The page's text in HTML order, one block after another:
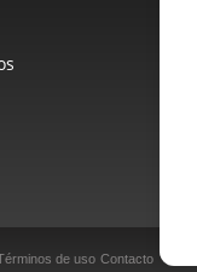
de uso Contacto